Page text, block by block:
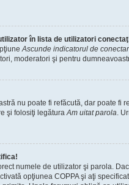
în lista de utilizatori
Ascunde indicatorul de
moderatori şi pentru
nu poate fi refăcută, dar poate fi
şi folosiţi legăturaAm uitat parola.
numele de utilizator şi parola.
opţiunea COPPA şi aţi